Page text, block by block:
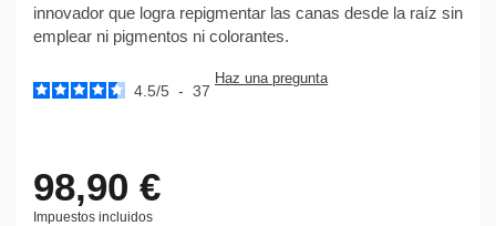
innovador que logra repigmentar las canas desde la raíz sin
emplear ni pigmentos ni colorantes.
4.5/5 - 37
Haz una pregunta
98,90 €
Impuestos incluidos